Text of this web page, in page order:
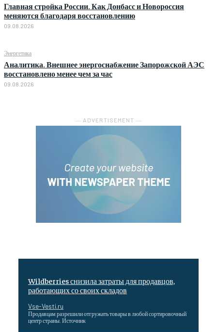
Главная стройка России. Как Донбасс и Новороссия
меняются благодаря восстановлению
09.08.2026
Энергетика
Аналитика. Внешнее энергоснабжение Запорожской АЭС
восстановлено менее чем за час
09.08.2026
― ADVERTISEMENT ―
Wildberries снизила затраты для продавцов,
работающих со своих складов
Vse-Vesti.ru
Продавцам разрешили отгружать товары в любой сортировочный
центр страны. Источник